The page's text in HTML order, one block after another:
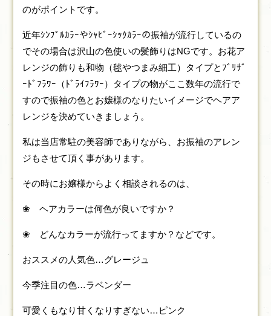
のがポイントです。
近年ｼﾝﾌﾟﾙｶﾗｰやｼｬﾋﾞｰｼｯｸｶﾗｰの振袖が流行しているの
でその場合は沢山の色使いの髪飾りはNGです。お花ア
レンジの飾りも和物（毬やつまみ細工）タイプとﾌﾞﾘｻﾞ
ｰﾄﾞﾌﾗﾜｰ（ﾄﾞﾗｲﾌﾗﾜｰ）タイプの物がここ数年の流行で
すので振袖の色とお嬢様のなりたいイメージでヘアア
レンジを決めていきましょう。
私は当店常駐の美容師でありながら、お振袖のアレン
ジもさせて頂く事があります。
その時にお嬢様からよく相談されるのは、
❀ ヘアカラーは何色が良いですか？
❀ どんなカラーが流行ってますか？などです。
おススメの人気色…グレージュ
今季注目の色…ラベンダー
可愛くもなり甘くなりすぎない…ピンク